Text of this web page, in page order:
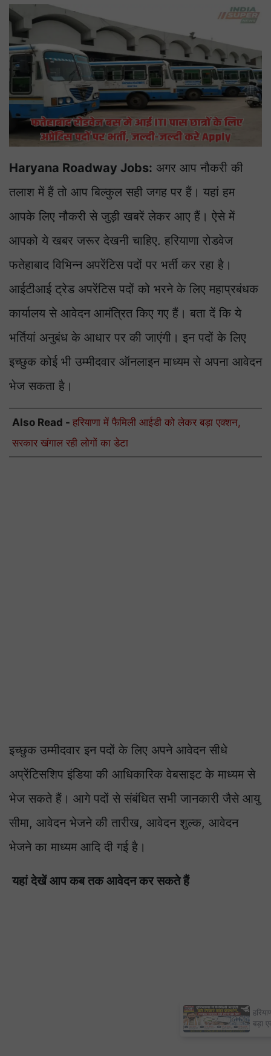
Haryana Roadway Jobs: अगर आप नौकरी की
तलाश में हैं तो आप बिल्कुल सही जगह पर हैं। यहां हम
आपके लिए नौकरी से जुड़ी खबरें लेकर आए हैं। ऐसे में
आपको ये खबर जरूर देखनी चाहिए. हरियाणा रोडवेज
फतेहाबाद विभिन्न अपरेंटिस पदों पर भर्ती कर रहा है।
आईटीआई ट्रेड अपरेंटिस पदों को भरने के लिए महाप्रबंधक
कार्यालय से आवेदन आमंत्रित किए गए हैं। बता दें कि ये
भर्तियां अनुबंध के आधार पर की जाएंगी। इन पदों के लिए
इच्छुक कोई भी उम्मीदवार ऑनलाइन माध्यम से अपना आवेदन
भेज सकता है।
Also Read - हरियाणा में फैमिली आईडी को लेकर बड़ा एक्शन,
सरकार खंगाल रही लोगों का डेटा
इच्छुक उम्मीदवार इन पदों के लिए अपने आवेदन सीधे
अप्रेंटिसशिप इंडिया की आधिकारिक वेबसाइट के माध्यम से
भेज सकते हैं। आगे पदों से संबंधित सभी जानकारी जैसे आयु
सीमा, आवेदन भेजने की तारीख, आवेदन शुल्क, आवेदन
भेजने का माध्यम आदि दी गई है।
यहां देखें आप कब तक आवेदन कर सकते हैं
हरियाणा में फैमिली आईडी को लेकर
बड़ा एक्शन, सरकार खंगाल रही लोगों